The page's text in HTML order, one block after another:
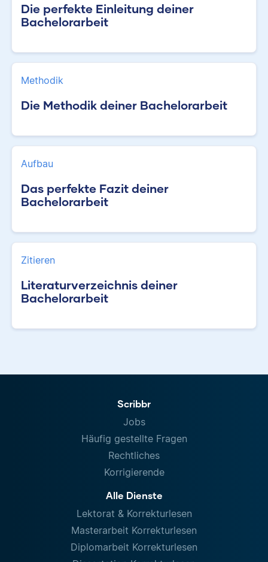
Die perfekte Einleitung deiner
Bachelorarbeit
Methodik
Die Methodik deiner Bachelorarbeit
Aufbau
Das perfekte Fazit deiner
Bachelorarbeit
Zitieren
Literaturverzeichnis deiner
Bachelorarbeit
Scribbr
Jobs
Häufig gestellte Fragen
Rechtliches
Korrigierende
Alle Dienste
Lektorat & Korrekturlesen
Masterarbeit Korrekturlesen
Diplomarbeit Korrekturlesen